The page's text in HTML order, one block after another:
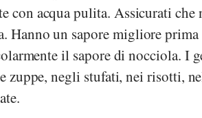
con acqua pulita. Assicurati che
Hanno un sapore migliore
il sapore di nocciola. I
negli stufati, nei risotti,